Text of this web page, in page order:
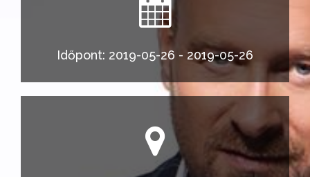
Időpont: 2019-05-26 - 2019-05-26